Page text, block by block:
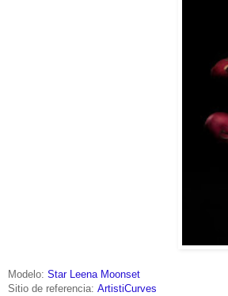
Modelo: Star Leena Moonset
Sitio de referencia: ArtistiCurves